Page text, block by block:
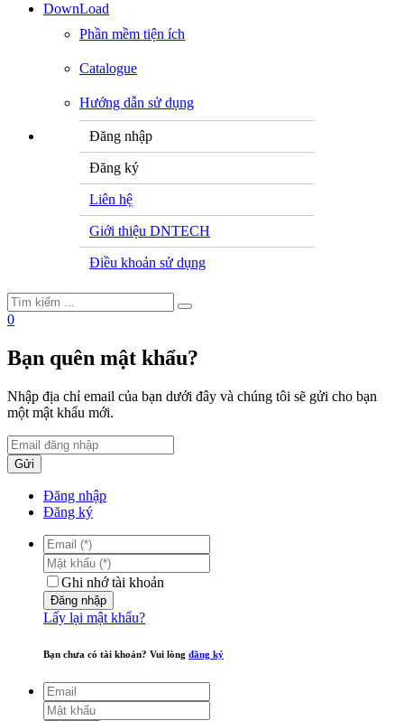
DownLoad
Phần mềm tiện ích
Catalogue
Hướng dẫn sử dụng
Đăng nhập
Đăng ký
Liên hệ
Giới thiệu DNTECH
Điều khoản sử dụng
0
Bạn quên mật khẩu?
Nhập địa chỉ email của bạn dưới đây và chúng tôi sẽ gửi cho bạn
một mật khẩu mới.
Gửi
Đăng nhập
Đăng ký
Ghi nhớ tài khoản
Đăng nhập
Lấy lại mật khẩu?
Bạn chưa có tài khoản? Vui lòng đăng ký